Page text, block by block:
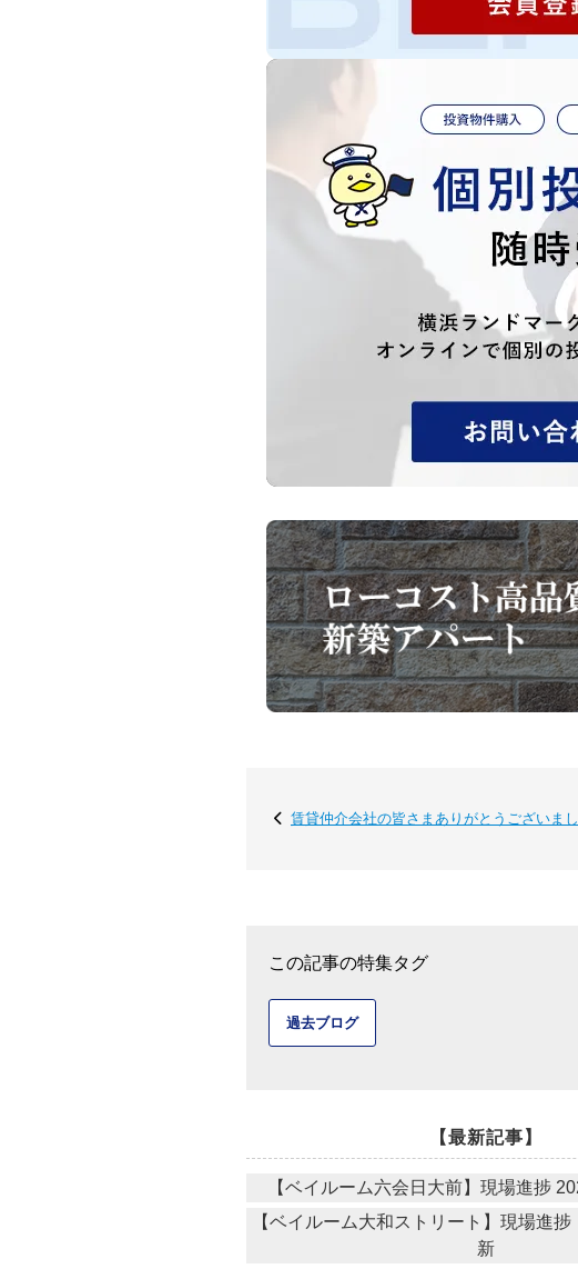
賃貸仲介会社の皆さまありがとうございま
この記事の特集タグ
過去ブログ
【最新記事】
【ベイルーム六会日大前】現場進捗
【ベイルーム大和ストリート】現場進
新